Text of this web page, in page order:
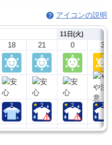
アイコンの説明
18 21
11日(火)
0 3